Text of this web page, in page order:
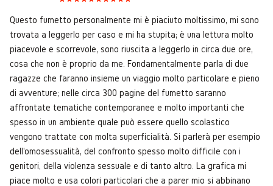
Questo fumetto personalmente mi è piaciuto moltissimo, mi sono
trovata a leggerlo per caso e mi ha stupita; è una lettura molto
piacevole e scorrevole, sono riuscita a leggerlo in circa due ore,
cosa che non è proprio da me. Fondamentalmente parla di due
ragazze che faranno insieme un viaggio molto particolare e pieno
di avventure; nelle circa 300 pagine del fumetto saranno
affrontate tematiche contemporanee e molto importanti che
spesso in un ambiente quale può essere quello scolastico
vengono trattate con molta superficialità. Si parlerà per esempio
dell'omosessualità, del confronto spesso molto difficile con i
genitori, della violenza sessuale e di tanto altro. La grafica mi
piace molto e usa colori particolari che a parer mio si abbinano